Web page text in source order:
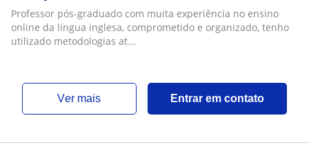
Professor pós-graduado com muita experiência no ensino
online da língua inglesa, comprometido e organizado, tenho
utilizado metodologias at...
ver mais Entrar em contato